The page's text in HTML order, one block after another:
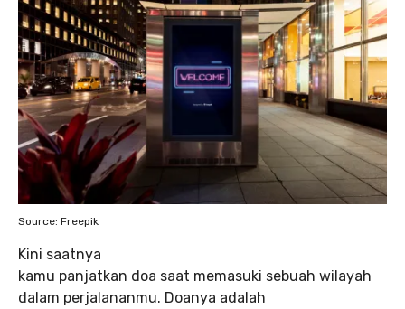
Source: Freepik
Kini saatnya
kamu panjatkan doa saat memasuki sebuah wilayah
dalam perjalananmu. Doanya adalah